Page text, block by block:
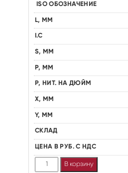
КоличествоВ корзину